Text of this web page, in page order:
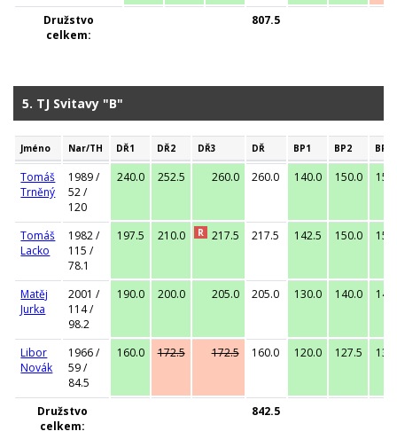
Družstvo
celkem:
807.5
5. TJ Svitavy "B"
Jméno Nar/TH DŘ1 DŘ2 DŘ3 DŘ BP1 BP2 BP3
Tomáš
Trněný
1989 /
52 /
120
240.0 252.5 260.0 260.0 140.0 150.0
Tomáš
Lacko
1982 /
115 /
78.1
197.5 210.0 R 217.5 217.5 142.5 150.0
Matěj
Jurka
2001 /
114 /
98.2
190.0 200.0 205.0 205.0 130.0 140.0
Libor
Novák
1966 /
59 /
84.5
160.0 172.5 172.5 160.0 120.0 127.5
Družstvo
celkem:
842.5